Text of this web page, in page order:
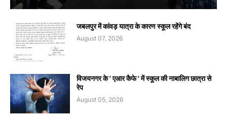
जबलपुर में कांवड़ यात्रा के कारण स्कूल रहेंगे बंद
August 07, 2026
विजयनगर के ' एआर कैफे ' में स्कूल की नाबालिग छात्रा से
रेप
August 05, 2026